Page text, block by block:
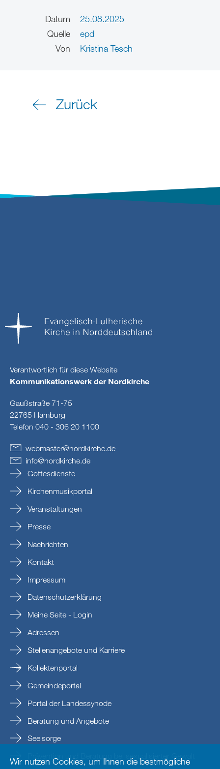
Datum
25.08.2025
Quelle
epd
Von
Kristina Tesch
Zurück
Verantwortlich für diese Website
Kommunikationswerk der Nordkirche
Gaußstraße 71-75
22765 Hamburg
Telefon 040 - 306 20 1100
webmaster@nordkirche de
info@nordkirche.de
Gottesdienste
Kirchenmusikportal
Veranstaltungen
Presse
Nachrichten
Kontakt
Impressum
Datenschutzerklärung
Meine Seite - Login
Adressen
Stellenangebote und Karriere
Kollektenportal
Gemeindeportal
Portal der Landessynode
Beratung und Angebote
Seelsorge
Wir nutzen Cookies, um Ihnen die bestmögliche